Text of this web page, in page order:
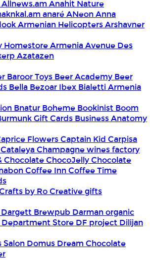
Allnews.am Anahit Nature
anaréANeonAnna
Armenian HelicoptersArshavner
Homestore ArmeniaAvenue Des
Azatazen
Baroor Toys Beer Academy Beer
Bella Bezoar Ibex Bialetti Armenia
Bnatur Boheme Bookinist Boom
Gift Cards Business Anatomy
FlowersCaptain Kid Carpisa
CataleyaChampagne wines factory
ChocolateChocoJellyChocolate
Coffee InnCoffee Time
by RoCreative gifts
Dargett Brewpub Darman organic
Department Store DF project Dilijan
Salon Domus Dream Chocolate